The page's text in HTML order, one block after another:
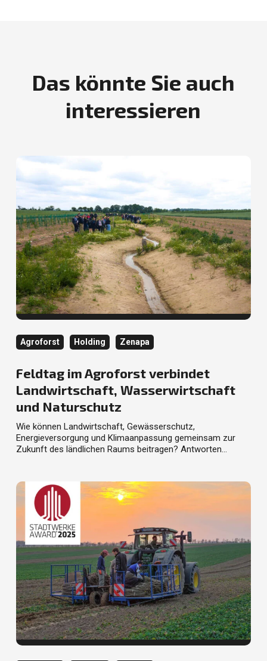
Das könnte Sie auch
interessieren
AgroforstKategorie
HoldingKategorie
ZenapaKategorie
Feldtag im Agroforst verbindet
Landwirtschaft, Wasserwirtschaft
und Naturschutz
Wie können Landwirtschaft, Gewässerschutz,
Energieversorgung und Klimaanpassung gemeinsam zur
Zukunft des ländlichen Raums beitragen? Antworten…